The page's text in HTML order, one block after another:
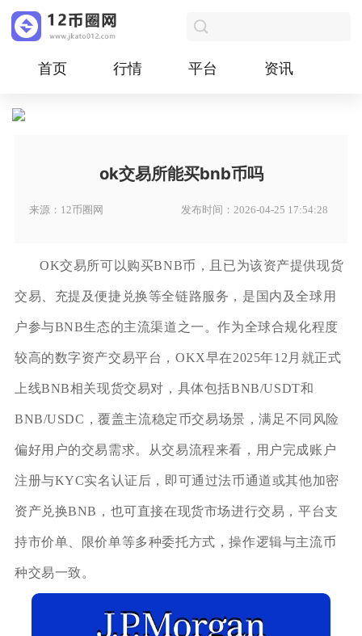
首页 行情 平台 资讯
ok交易所能买bnb币吗
来源：12币圈网 发布时间：2026-04-25 17:54:28
OK交易所可以购买BNB币，且已为该资产提供现货
交易、充提及便捷兑换等全链路服务，是国内及全球用
户参与BNB生态的主流渠道之一。作为全球合规化程度
较高的数字资产交易平台，OKX早在2025年12月就正式
上线BNB相关现货交易对，具体包括BNB/USDT和
BNB/USDC，覆盖主流稳定币交易场景，满足不同风险
偏好用户的交易需求。从交易流程来看，用户完成账户
注册与KYC实名认证后，即可通过法币通道或其他加密
资产兑换BNB，也可直接在现货市场进行交易，平台支
持市价单、限价单等多种委托方式，操作逻辑与主流币
种交易一致。